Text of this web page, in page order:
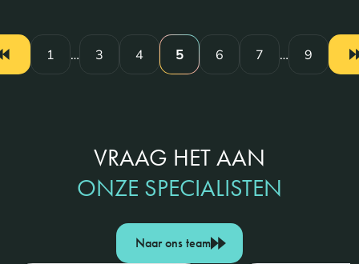
1 … 3 4 5 6 7 … 9
VRAAG HET AAN
ONZE SPECIALISTEN
Naar ons team